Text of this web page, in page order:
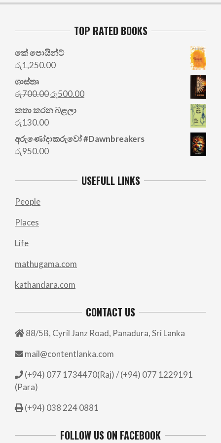
TOP RATED BOOKS
කේ පොයින්ට්
රු1,250.00
ශාස්තෘ
රු700.00Original
price
was:
රු500.00Current
කතා කරන බළලා
රු130.00
අරු‍ණෝදාකරුවෝ #Dawnbreakers
රු950.00
USEFULL LINKS
People
Places
Life
mathugama.com
kathandara.com
CONTACT US
88/5B, Cyril Janz Road, Panadura, Sri Lanka
mail@contentlanka.com
(+94) 077 1734470(Raj) / (+94) 077 1229191
(Para)
(+94) 038 224 0881
FOLLOW US ON FACEBOOK